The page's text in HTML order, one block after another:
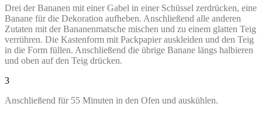
Drei der Bananen mit einer Gabel in einer Schüssel zerdrücken, eine
Banane für die Dekoration aufheben. Anschließend alle anderen
Zutaten mit der Bananenmatsche mischen und zu einem glatten Teig
verrühren. Die Kastenform mit Packpapier auskleiden und den Teig
in die Form füllen. Anschließend die übrige Banane längs halbieren
und oben auf den Teig drücken.
3
Anschließend für 55 Minuten in den Ofen und auskühlen.